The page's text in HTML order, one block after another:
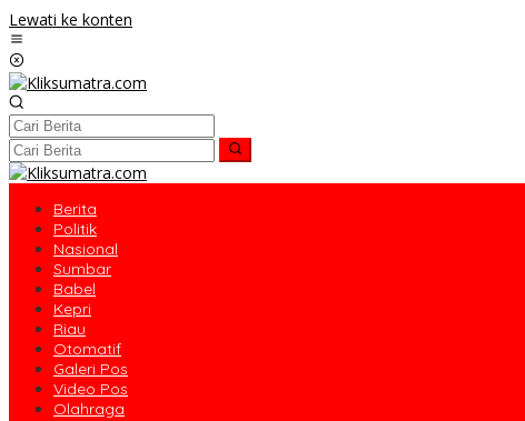
Lewati ke konten
Berita
Politik
Nasional
Sumbar
Babel
Kepri
Riau
Otomatif
Galeri Pos
Video Pos
Olahraga